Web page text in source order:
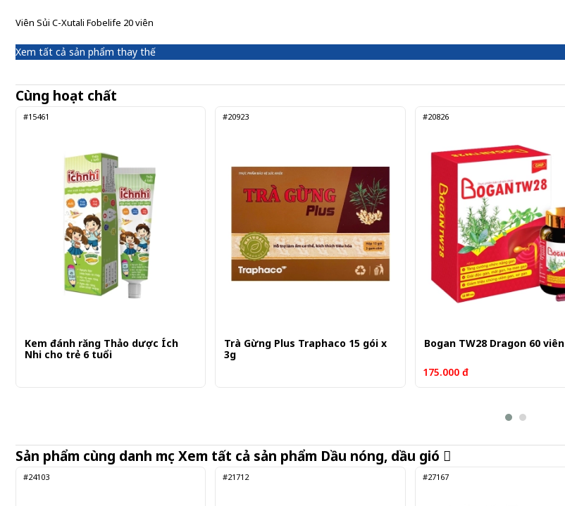
Viên Sủi C-Xutali Fobelife 20 viên
Xem tất cả sản phẩm thay thế
Cùng hoạt chất
#15461
Kem đánh răng Thảo dược Ích
Nhi cho trẻ 6 tuổi
#20923
Trà Gừng Plus Traphaco 15 gói x
3g
#20826
Bogan TW28 Dragon 60 viên
175.000 đ
Sản phẩm cùng danh mục Xem tất cả sản phẩm Dầu nóng, dầu gió
#24103 #21712 #27167